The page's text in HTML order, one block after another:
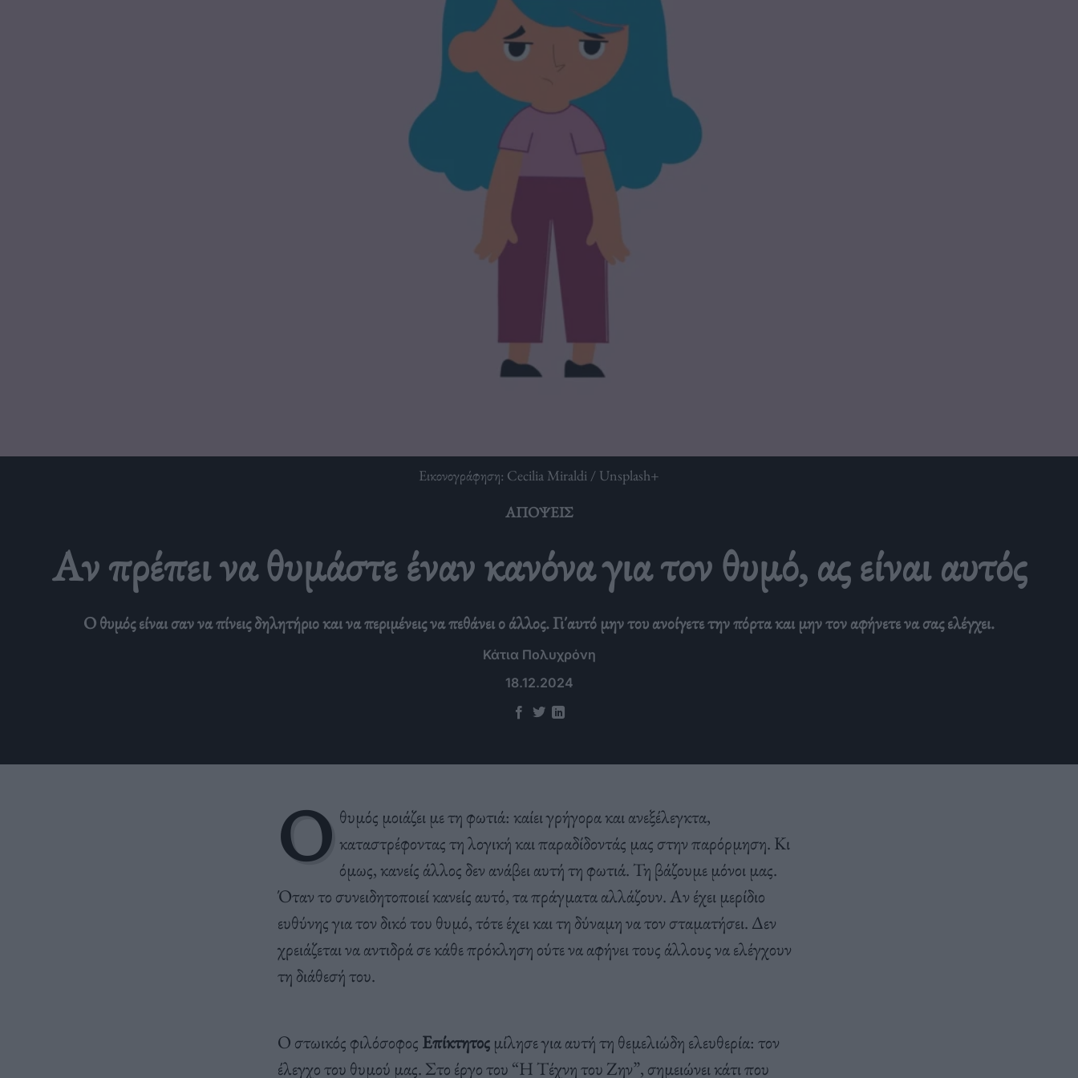
Εικονογράφηση: Cecilia Miraldi / Unsplash+
ΑΠΌΨΕΙΣ
Αν πρέπει να θυμάστε έναν κανόνα για τον θυμό, ας είναι αυτός
Ο θυμός είναι σαν να πίνεις δηλητήριο και να περιμένεις να πεθάνει ο άλλος. Γι΄αυτό μην του ανοίγετε την πόρτα και μην τον αφήνετε να σας ελέγχει.
Κάτια Πολυχρόνη
18.12.2024
Ο θυμός μοιάζει με τη φωτιά: καίει γρήγορα και ανεξέλεγκτα,
καταστρέφοντας τη λογική και παραδίδοντάς μας στην παρόρμηση. Κι
όμως, κανείς άλλος δεν ανάβει αυτή τη φωτιά. Τη βάζουμε μόνοι μας.
Όταν το συνειδητοποιεί κανείς αυτό, τα πράγματα αλλάζουν. Αν έχει μερίδιο
ευθύνης για τον δικό του θυμό, τότε έχει και τη δύναμη να τον σταματήσει. Δεν
χρειάζεται να αντιδρά σε κάθε πρόκληση ούτε να αφήνει τους άλλους να ελέγχουν
τη διάθεσή του.
Ο στωικός φιλόσοφος Επίκτητος μίλησε για αυτή τη θεμελιώδη ελευθερία: τον
έλεγχο του θυμού μας. Στο έργο του “Η Τέχνη του Ζην”, σημειώνει κάτι που